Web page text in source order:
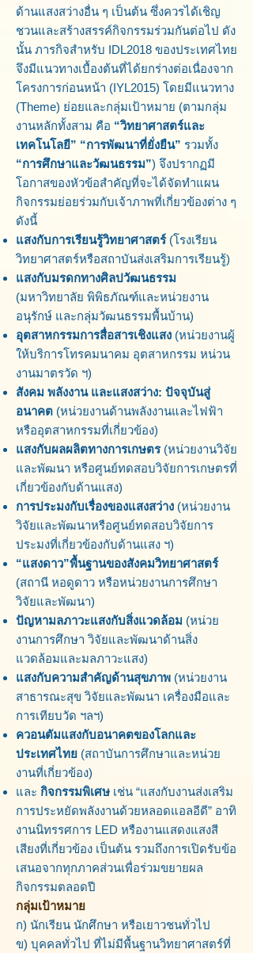
ด้านแสงสว่างอื่น ๆ เป็นต้น ซึ่งควรได้เชิญ
ชวนและสร้างสรรค์กิจกรรมร่วมกันต่อไป ดัง
นั้น ภารกิจสำหรับ IDL2018 ของประเทศไทย
จึงมีแนวทางเบื้องต้นที่ได้ยกร่างต่อเนื่องจาก
โครงการก่อนหน้า (IYL2015) โดยมีแนวทาง
(Theme) ย่อยและกลุ่มเป้าหมาย (ตามกลุ่ม
งานหลักทั้งสาม คือ “วิทยาศาสตร์และ
เทคโนโลยี” “การพัฒนาที่ยั่งยืน” รวมทั้ง
“การศึกษาและวัฒนธรรม”) จึงปรากฏมี
โอกาสของหัวข้อสำคัญที่จะได้จัดทำแผน
กิจกรรมย่อยร่วมกับเจ้าภาพที่เกี่ยวข้องต่าง ๆ
ดังนี้
แสงกับการเรียนรู้วิทยาศาสตร์(โรงเรียน
วิทยาศาสตร์หรือสถาบันส่งเสริมการเรียนรู้)
แสงกับมรดกทางศิลปวัฒนธรรม
(มหาวิทยาลัย พิพิธภัณฑ์และหน่วยงาน
อนุรักษ์ และกลุ่มวัฒนธรรมพื้นบ้าน)
อุตสาหกรรมการสื่อสารเชิงแสง (หน่วยงานผู้
ให้บริการโทรคมนาคม อุตสาหกรรม หน่วน
งานมาตรวัด ฯ)
สังคม พลังงาน และแสงสว่าง: ปัจจุบันสู่
อนาคต (หน่วยงานด้านพลังงานและไฟฟ้า
หรืออุตสาหกรรมที่เกี่ยวข้อง)
แสงกับผลผลิตทางการเกษตร(หน่วยงานวิจัย
และพัฒนา หรือศูนย์ทดสอบวิจัยการเกษตรที่
เกี่ยวข้องกับด้านแสง)
การประมงกับเรื่องของแสงสว่าง (หน่วยงาน
วิจัยและพัฒนาหรือศูนย์ทดสอบวิจัยการ
ประมงที่เกี่ยวข้องกับด้านแสง ฯ)
“แสงดาว”พื้นฐานของสังคมวิทยาศาสตร์
(สถานี หอดูดาว หรือหน่วยงานการศึกษา
วิจัยและพัฒนา)
ปัญหามลภาวะแสงกับสิ่งแวดล้อม (หน่วย
งานการศึกษา วิจัยและพัฒนาด้านสิ่ง
แวดล้อมและมลภาวะแสง)
แสงกับความสำคัญด้านสุขภาพ (หน่วยงาน
สาธารณะสุข วิจัยและพัฒนา เครื่องมือและ
การเทียบวัด ฯลฯ)
ควอนตัมแสงกับอนาคตของโลกและ
ประเทศไทย (สถาบันการศึกษาและหน่วย
งานที่เกี่ยวข้อง)
และ กิจกรรมพิเศษ เช่น “แสงกับงานส่งเสริม
การประหยัดพลังงานด้วยหลอดแอลอีดี” อาทิ
งานนิทรรศการ LED หรืองานแสดงแสงสี
เสียงที่เกี่ยวข้อง เป็นต้น รวมถึงการเปิดรับข้อ
เสนอจากทุกภาคส่วนเพื่อร่วมขยายผล
กิจกรรมตลอดปี
กลุ่มเป้าหมาย
ก) นักเรียน นักศึกษา หรือเยาวชนทั่วไป
ข) บุคคลทั่วไป ที่ไม่มีพื้นฐานวิทยาศาสตร์ที่